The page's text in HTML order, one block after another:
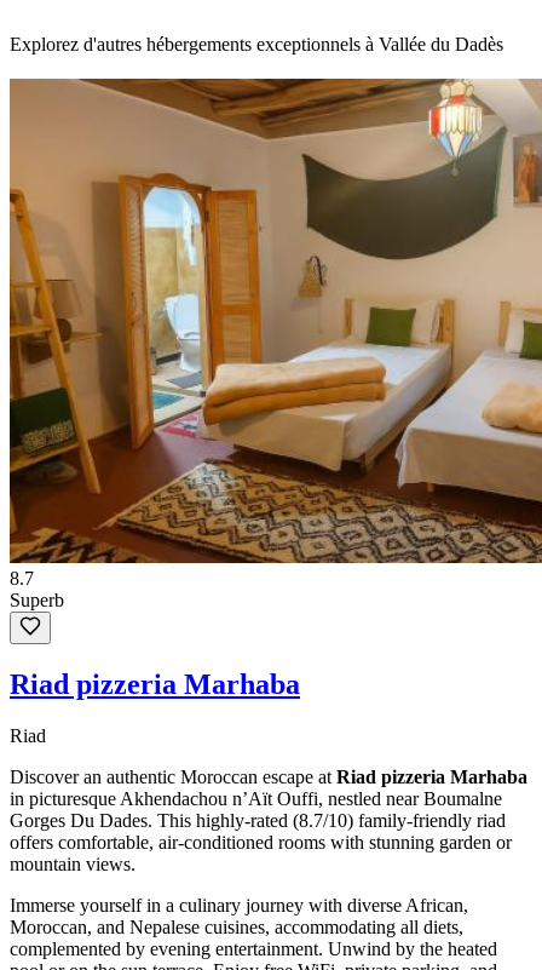
Explorez d'autres hébergements exceptionnels à Vallée du Dadès
8.7
Superb
Riad pizzeria Marhaba
Riad
Discover an authentic Moroccan escape at Riad pizzeria Marhaba
in picturesque Akhendachou nʼAït Ouffi, nestled near Boumalne
Gorges Du Dades. This highly-rated (8.7/10) family-friendly riad
offers comfortable, air-conditioned rooms with stunning garden or
mountain views.
Immerse yourself in a culinary journey with diverse African,
Moroccan, and Nepalese cuisines, accommodating all diets,
complemented by evening entertainment. Unwind by the heated